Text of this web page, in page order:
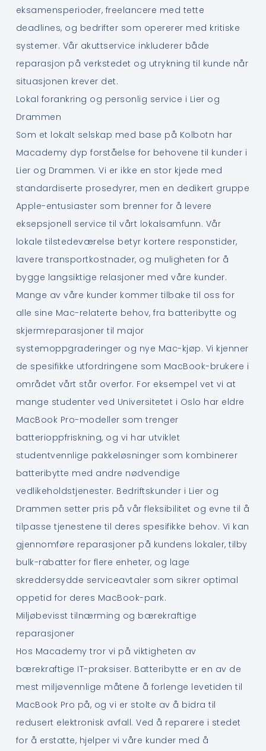
eksamensperioder, freelancere med tette
deadlines, og bedrifter som opererer med kritiske
systemer. Vår akuttservice inkluderer både
reparasjon på verkstedet og utrykning til kunde når
situasjonen krever det.
Lokal forankring og personlig service i Lier og
Drammen
Som et lokalt selskap med base på Kolbotn har
Macademy dyp forståelse for behovene til kunder i
Lier og Drammen. Vi er ikke en stor kjede med
standardiserte prosedyrer, men en dedikert gruppe
Apple-entusiaster som brenner for å levere
eksepsjonell service til vårt lokalsamfunn. Vår
lokale tilstedeværelse betyr kortere responstider,
lavere transportkostnader, og muligheten for å
bygge langsiktige relasjoner med våre kunder.
Mange av våre kunder kommer tilbake til oss for
alle sine Mac-relaterte behov, fra batteribytte og
skjermreparasjoner til major
systemoppgraderinger og nye Mac-kjøp. Vi kjenner
de spesifikke utfordringene som MacBook-brukere i
området vårt står overfor. For eksempel vet vi at
mange studenter ved Universitetet i Oslo har eldre
MacBook Pro-modeller som trenger
batterioppfriskning, og vi har utviklet
studentvennlige pakkeløsninger som kombinerer
batteribytte med andre nødvendige
vedlikeholdstjenester. Bedriftskunder i Lier og
Drammen setter pris på vår fleksibilitet og evne til å
tilpasse tjenestene til deres spesifikke behov. Vi kan
gjennomføre reparasjoner på kundens lokaler, tilby
bulk-rabatter for flere enheter, og lage
skreddersydde serviceavtaler som sikrer optimal
oppetid for deres MacBook-park.
Miljøbevisst tilnærming og bærekraftige
reparasjoner
Hos Macademy tror vi på viktigheten av
bærekraftige IT-praksiser. Batteribytte er en av de
mest miljøvennlige måtene å forlenge levetiden til
MacBook Pro på, og vi er stolte av å bidra til
redusert elektronisk avfall. Ved å reparere i stedet
for å erstatte, hjelper vi våre kunder med å